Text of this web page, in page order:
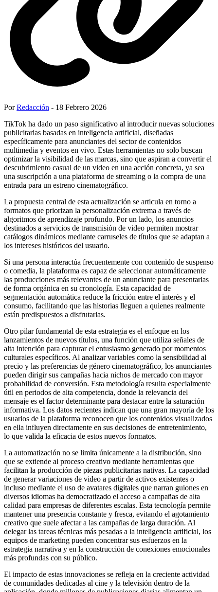
PorRedacción - 18 Febrero 2026
TikTok ha dado un paso significativo al introducir nuevas soluciones
publicitarias basadas en inteligencia artificial, diseñadas
específicamente para anunciantes del sector de contenidos
multimedia y eventos en vivo. Estas herramientas no solo buscan
optimizar la visibilidad de las marcas, sino que aspiran a convertir el
descubrimiento casual de un video en una acción concreta, ya sea
una suscripción a una plataforma de streaming o la compra de una
entrada para un estreno cinematográfico.
La propuesta central de esta actualización se articula en torno a
formatos que priorizan la personalización extrema a través de
algoritmos de aprendizaje profundo. Por un lado, los anuncios
destinados a servicios de transmisión de video permiten mostrar
catálogos dinámicos mediante carruseles de títulos que se adaptan a
los intereses históricos del usuario.
Si una persona interactúa frecuentemente con contenido de suspenso
o comedia, la plataforma es capaz de seleccionar automáticamente
las producciones más relevantes de un anunciante para presentarlas
de forma orgánica en su cronología. Esta capacidad de
segmentación automática reduce la fricción entre el interés y el
consumo, facilitando que las historias lleguen a quienes realmente
están predispuestos a disfrutarlas.
Otro pilar fundamental de esta estrategia es el enfoque en los
lanzamientos de nuevos títulos, una función que utiliza señales de
alta intención para capturar el entusiasmo generado por momentos
culturales específicos. Al analizar variables como la sensibilidad al
precio y las preferencias de género cinematográfico, los anunciantes
pueden dirigir sus campañas hacia nichos de mercado con mayor
probabilidad de conversión. Esta metodología resulta especialmente
útil en periodos de alta competencia, donde la relevancia del
mensaje es el factor determinante para destacar entre la saturación
informativa. Los datos recientes indican que una gran mayoría de los
usuarios de la plataforma reconocen que los contenidos visualizados
en ella influyen directamente en sus decisiones de entretenimiento,
lo que valida la eficacia de estos nuevos formatos.
La automatización no se limita únicamente a la distribución, sino
que se extiende al proceso creativo mediante herramientas que
facilitan la producción de piezas publicitarias nativas. La capacidad
de generar variaciones de video a partir de activos existentes o
incluso mediante el uso de avatares digitales que narran guiones en
diversos idiomas ha democratizado el acceso a campañas de alta
calidad para empresas de diferentes escalas. Esta tecnología permite
mantener una presencia constante y fresca, evitando el agotamiento
creativo que suele afectar a las campañas de larga duración. Al
delegar las tareas técnicas más pesadas a la inteligencia artificial, los
equipos de marketing pueden concentrar sus esfuerzos en la
estrategia narrativa y en la construcción de conexiones emocionales
más profundas con su público.
El impacto de estas innovaciones se refleja en la creciente actividad
de comunidades dedicadas al cine y la televisión dentro de la